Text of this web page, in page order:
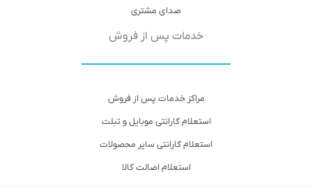
صدای مشتری
خدمات پس از فروش
مراکز خدمات پس از فروش
استعلام گارانتی موبایل و تبلت
استعلام گارانتی سایر محصولات
استعلام اصالت کالا